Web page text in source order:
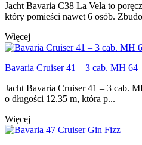
Jacht Bavaria C38 La Vela to
który pomieści nawet 6 osób.
Więcej
Bavaria Cruiser 41 – 3 cab. MH 64
Jacht Bavaria Cruiser 41 – 3 cab.
o długości 12.35 m, która p...
Więcej